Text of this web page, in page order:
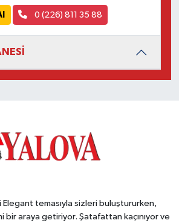
0 (226) 811 35 88
Elegant temasıyla sizleri buluştururken,
bir araya getiriyor. Şatafattan kaçınıyor ve